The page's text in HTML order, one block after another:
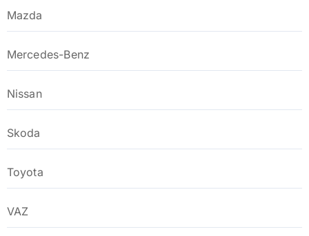
Mazda
Mercedes-Benz
Nissan
Skoda
Toyota
VAZ